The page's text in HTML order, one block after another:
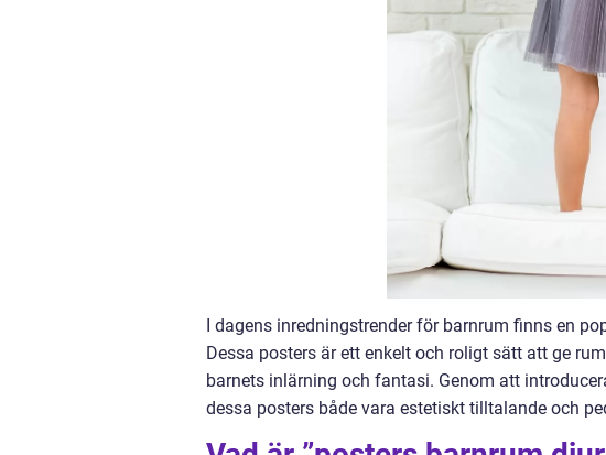
I dagens inredningstrender för barnrum finns en
Dessa posters är ett enkelt och roligt sätt att ge
barnets inlärning och fantasi. Genom att
dessa posters både vara estetiskt tilltalande och